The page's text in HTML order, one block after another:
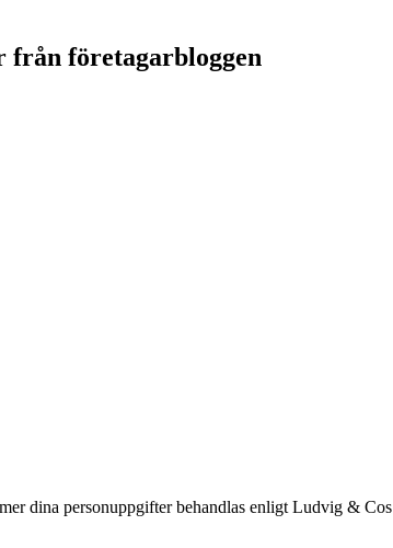
från företagarbloggen
dina personuppgifter behandlas enligt Ludvig & Cos